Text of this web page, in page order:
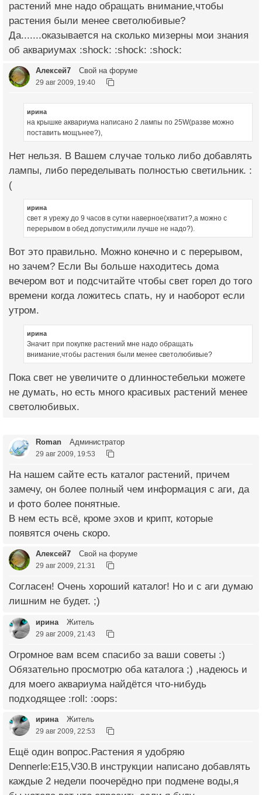
растений мне надо обращать внимание,чтобы
растения были менее светолюбивые?
Да.......оказывается на сколько мизерны мои знания
об аквариумах :shock: :shock: :shock:
Алексей7 Свой на форуме
29 авг 2009, 19:40
ирина
на крышке аквариума написано 2 лампы по 25W(разве можно
поставить мощънее?),
Нет нельзя. В Вашем случае только либо добавлять
лампы, либо переделывать полностью светильник. :
(
ирина
свет я урежу до 9 часов в сутки наверное(хватит?,а можно с
перерывом в обед допустим,или лучше не надо?).
Вот это правильно. Можно конечно и с перерывом,
но зачем? Если Вы больше находитесь дома
вечером вот и подсчитайте чтобы свет горел до того
времени когда ложитесь спать, ну и наоборот если
утром.
ирина
Значит при покупке растений мне надо обращать
внимание,чтобы растения были менее светолюбивые?
Пока свет не увеличите о длинностебельки можете
не думать, но есть много красивых растений менее
светолюбивых.
Roman Администратор
29 авг 2009, 19:53
На нашем сайте есть каталог растений, причем
замечу, он более полный чем информация с аги, да
и фото более понятные.
В нем есть всё, кроме эхов и крипт, которые
появятся очень скоро.
Алексей7 Свой на форуме
29 авг 2009, 21:31
Согласен! Очень хороший каталог! Но и с аги думаю
лишним не будет. ;)
ирина Житель
29 авг 2009, 21:43
Огромное вам всем спасибо за ваши советы :)
Обязательно просмотрю оба каталога ;) ,надеюсь и
для моего аквариума найдётся что-нибудь
подходящее :roll: :oops:
ирина Житель
29 авг 2009, 22:53
Ещё один вопрос.Растения я удобряю
Dennerle:E15,V30.В инструкции написано добавлять
каждые 2 недели поочерёдно при подмене воды,я